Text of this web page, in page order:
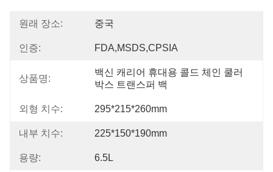
원래 장소: 중국
인증: FDA,MSDS,CPSIA
상품명:
백신 캐리어 휴대용 콜드 체인 쿨러
박스 트랜스퍼 백
외형 치수: 295*215*260mm
내부 치수: 225*150*190mm
용량: 6.5L